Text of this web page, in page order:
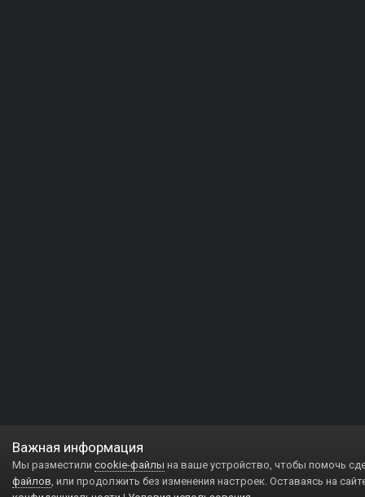
Важная информация
Мы разместили cookie-файлы на ваше устройство, чтобы помочь
файлов, или продолжить без изменения настроек. Оставаясь на